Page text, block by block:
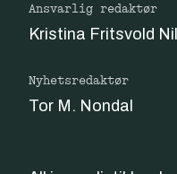
Ansvarlig redaktør
Kristina Fritsvold
Nyhetsredaktør
Tor M. Nondal